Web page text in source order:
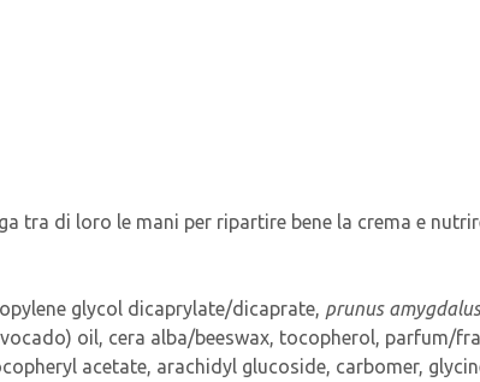
tra di loro le mani per ripartire bene la crema e
glycol dicaprylate/dicaprate, prunus
oil, cera alba/beeswax, tocopherol, parfum/
acetate, arachidyl glucoside, carbomer,